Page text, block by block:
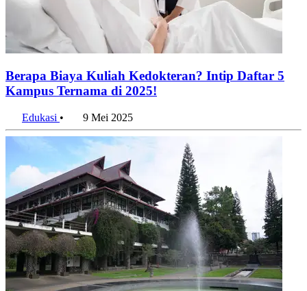
Berapa Biaya Kuliah Kedokteran? Intip Daftar 5
Kampus Ternama di 2025!
Edukasi • 9 Mei 2025